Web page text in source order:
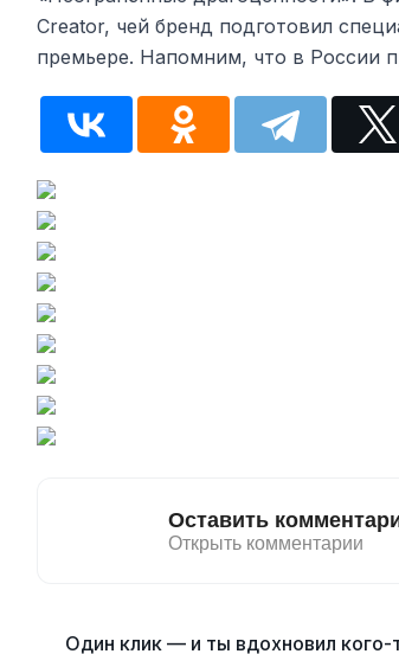
Creator, чей бренд подготовил
премьере. Напомним, что в России